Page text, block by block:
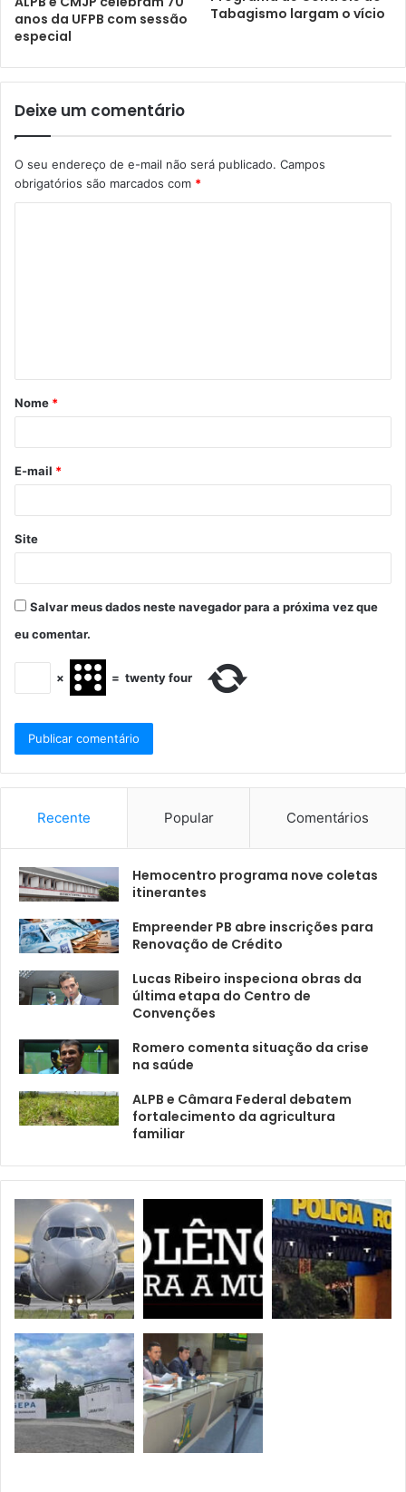
anos da UFPB com sessão
especial
Tabagismo largam o vício
Deixe um comentário
O seu endereço de e-mail não será publicado. Campos
obrigatórios são marcados com *
Nome *
E-mail *
Site
Salvar meus dados neste navegador para a próxima vez que
eu comentar.
× = twenty four
Recente Popular Comentários
Hemocentro programa nove coletas
itinerantes
Empreender PB abre inscrições para
Renovação de Crédito
Lucas Ribeiro inspeciona obras da
última etapa do Centro de
Convenções
Romero comenta situação da crise
na saúde
ALPB e Câmara Federal debatem
fortalecimento da agricultura
familiar